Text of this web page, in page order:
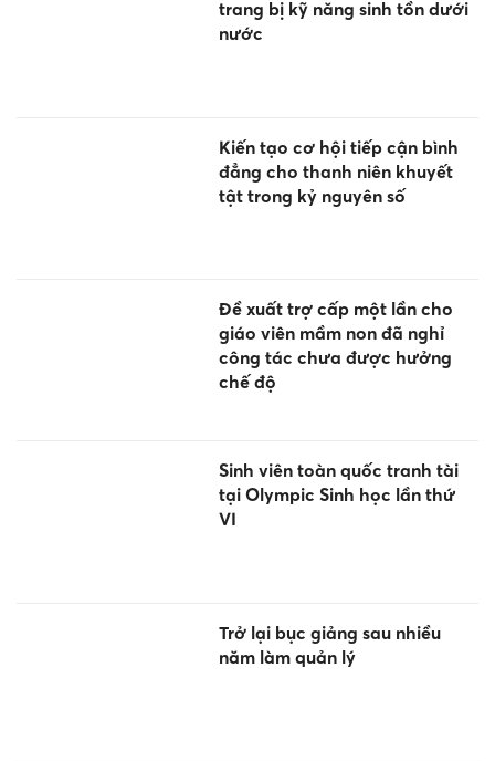
trang bị kỹ năng sinh tồn dưới
nước
Kiến tạo cơ hội tiếp cận bình
đẳng cho thanh niên khuyết
tật trong kỷ nguyên số
Đề xuất trợ cấp một lần cho
giáo viên mầm non đã nghỉ
công tác chưa được hưởng
chế độ
Sinh viên toàn quốc tranh tài
tại Olympic Sinh học lần thứ
VI
Trở lại bục giảng sau nhiều
năm làm quản lý